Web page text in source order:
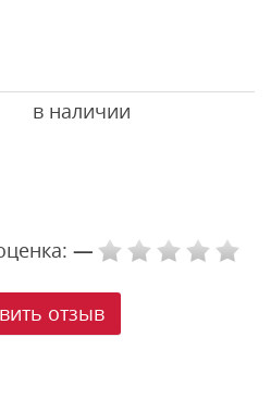
в наличии
—
отзыв